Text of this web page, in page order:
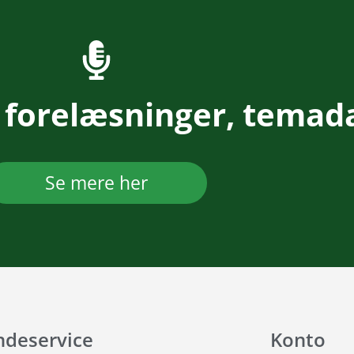
Se mere her
Konto